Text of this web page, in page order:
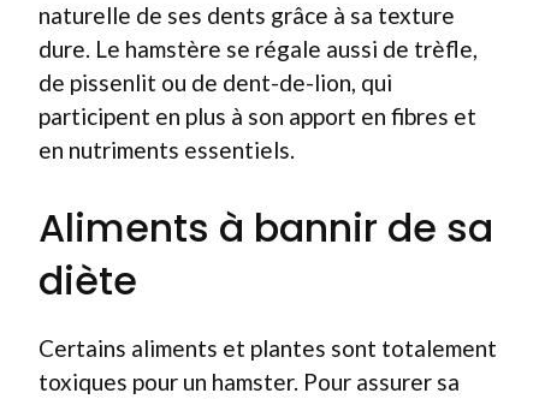
naturelle de ses dents grâce à sa texture
dure. Le hamstère se régale aussi de trèfle,
de pissenlit ou de dent-de-lion, qui
participent en plus à son apport en fibres et
en nutriments essentiels.
Aliments à bannir de sa
diète
Certains aliments et plantes sont totalement
toxiques pour un hamster. Pour assurer sa